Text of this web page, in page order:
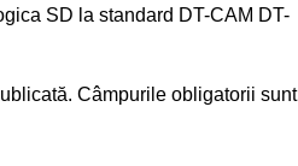
SD la standard DT-CAM DT-
Câmpurile obligatorii sunt